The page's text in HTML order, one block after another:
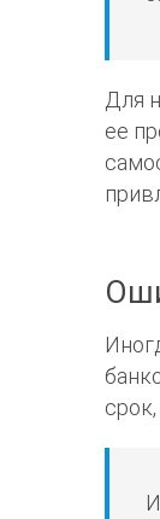
Для
ее